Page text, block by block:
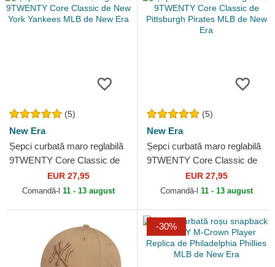
(5)
New Era
Șepci curbată maro reglabilă
9TWENTY Core Classic de
New York Yankees MLB de
New Era
EUR 27,95
Comandă-l 11 - 13 august
(5)
New Era
Șepci curbată maro reglabilă
9TWENTY Core Classic de
Pittsburgh Pirates MLB de
New Era
EUR 27,95
Comandă-l 11 - 13 august
-30%